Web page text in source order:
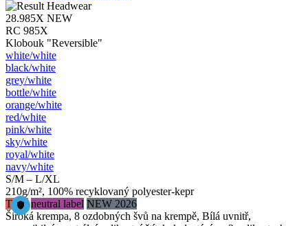
28.985X NEW
RC 985X
Klobouk "Reversible"
white/​white
black/​white
grey/​white
bottle/​white
orange/​white
red/​white
pink/​white
sky/​white
royal/​white
navy/​white
S/M – L/XL
210g/m², 100% recyklovaný polyester-kepr
Twill neutral label NEW 2026
Široká krempa, 8 ozdobných švů na krempě, Bílá uvnitř,